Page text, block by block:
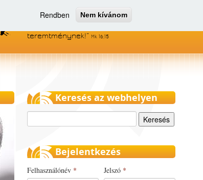
Rendben Nem kívánom
Menjetek el az egész világra, és
teremtménynek!
Mk 16,15
Keresés az webhelyen
Bejelentkezés
Felhasználónév * Jelszó *